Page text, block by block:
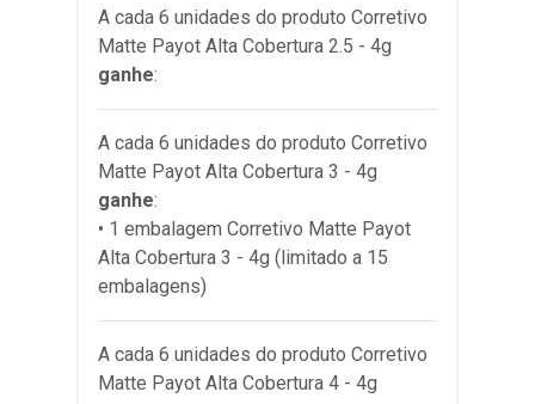
A cada 6 unidades do produto Corretivo
Matte Payot Alta Cobertura 2.5 - 4g
ganhe:
A cada 6 unidades do produto Corretivo
Matte Payot Alta Cobertura 3 - 4g
ganhe:
• 1 embalagem Corretivo Matte Payot
Alta Cobertura 3 - 4g (limitado a 15
embalagens)
A cada 6 unidades do produto Corretivo
Matte Payot Alta Cobertura 4 - 4g